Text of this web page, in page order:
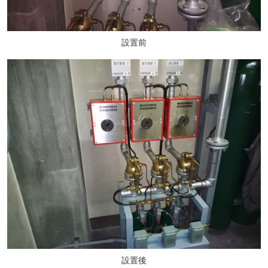
設置前
設置後